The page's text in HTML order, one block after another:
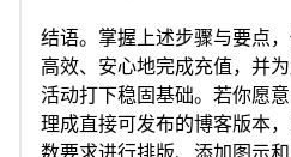
结语。掌握上述步骤与要点
高效、安心地完成充值，并
活动打下稳固基础。若你愿
理成直接可发布的博客版本